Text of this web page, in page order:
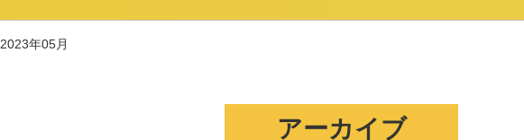
2023年05月
アーカイブ